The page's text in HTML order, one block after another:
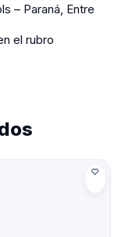
– Paraná, Entre
el rubro